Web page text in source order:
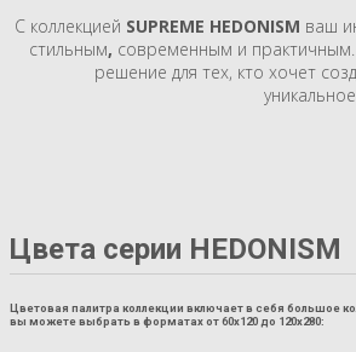
С коллекцией SUPREME HEDONISM ваш
стильным, современным и
решение для тех, кто хочет
Цвета серии HEDONISM
Цветовая палитра коллекции включает в себя большое
вы можете выбрать в форматах от 60х120 до 120х280: